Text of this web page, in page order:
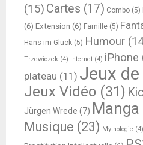
(15) Cartes (17) Combo (5)
(6) Extension (6) Famille (5)
Hans im Glück (5) Humour
Trzewiczek (4) Internet (4) iPhone
plateau (11) Jeux
Jeux Vidéo (31)
Jürgen Wrede (7) Manga
Musique (23) Mythologie (4)